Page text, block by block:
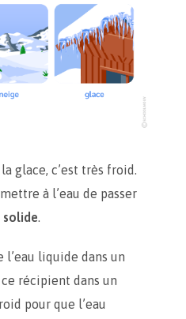
glace, c’est très froid.
à l’eau de passer
solide
l’eau liquide dans un
récipient dans un
pour que l’eau